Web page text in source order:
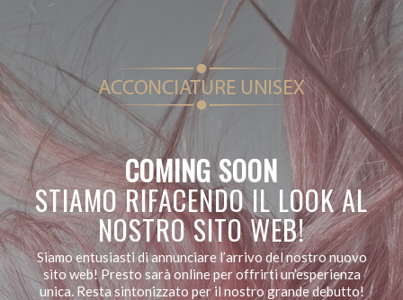
COMING SOON
STIAMO RIFACENDO IL LOOK AL
NOSTRO SITO WEB!
Siamo entusiasti di annunciare l’arrivo del nostro nuovo
sito web! Presto sarà online per offrirti un’esperienza
unica. Resta sintonizzato per il nostro grande debutto!